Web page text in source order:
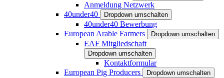
Anmeldung Netzwerk
40under40
Dropdown umschalten
40under40 Bewerbung
European Arable Farmers
Dropdown umschalten
EAF Mitgliedschaft
Dropdown umschalten
Kontaktformular
European Pig Producers
Dropdown umschalten